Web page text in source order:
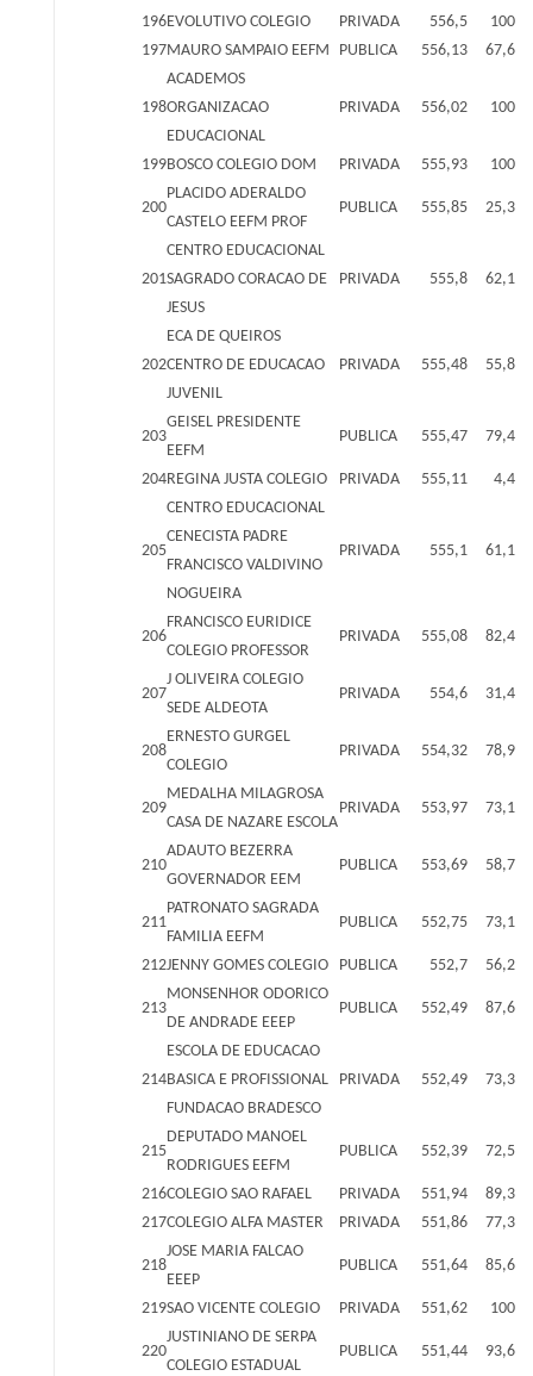
196EVOLUTIVO COLEGIO PRIVADA 556,5
100
197MAURO SAMPAIO EEFM PUBLICA 556,13 67,6
198
ACADEMOS
ORGANIZACAO
EDUCACIONAL
PRIVADA 556,02 100
199BOSCO COLEGIO DOM PRIVADA 555,93 100
200
PLACIDO ADERALDO
CASTELO EEFM PROF
PUBLICA 555,85 25,3
201
CENTRO EDUCACIONAL
SAGRADO CORACAO DE
JESUS
PRIVADA 555,8 62,1
202
ECA DE QUEIROS
CENTRO DE EDUCACAO
JUVENIL
PRIVADA 555,48 55,8
203
GEISEL PRESIDENTE
EEFM
PUBLICA 555,47 79,4
204REGINA JUSTA COLEGIO PRIVADA 555,11 4,4
205
CENTRO EDUCACIONAL
CENECISTA PADRE
FRANCISCO VALDIVINO
NOGUEIRA
PRIVADA 555,1 61,1
206
FRANCISCO EURIDICE
COLEGIO PROFESSOR
PRIVADA 555,08 82,4
207
J OLIVEIRA COLEGIO
SEDE ALDEOTA
PRIVADA 554,6 31,4
208
ERNESTO GURGEL
COLEGIO
PRIVADA 554,32 78,9
209
MEDALHA MILAGROSA
CASA DE NAZARE ESCOLA
PRIVADA 553,97 73,1
210
ADAUTO BEZERRA
GOVERNADOR EEM
PUBLICA 553,69 58,7
211
PATRONATO SAGRADA
FAMILIA EEFM
PUBLICA 552,75 73,1
212JENNY GOMES COLEGIO PUBLICA 552,7 56,2
213
MONSENHOR ODORICO
DE ANDRADE EEEP
PUBLICA 552,49 87,6
214
ESCOLA DE EDUCACAO
BASICA E PROFISSIONAL
FUNDACAO BRADESCO
PRIVADA 552,49 73,3
215
DEPUTADO MANOEL
RODRIGUES EEFM
PUBLICA 552,39 72,5
216COLEGIO SAO RAFAEL PRIVADA 551,94
89,3
217COLEGIO ALFA MASTER PRIVADA 551,86 77,3
218
JOSE MARIA FALCAO
EEEP
PUBLICA 551,64 85,6
219SAO VICENTE COLEGIO PRIVADA 551,62 100
220
JUSTINIANO DE SERPA
COLEGIO ESTADUAL
PUBLICA 551,44 93,6